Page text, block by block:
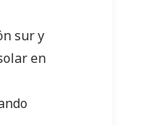
sur y
en